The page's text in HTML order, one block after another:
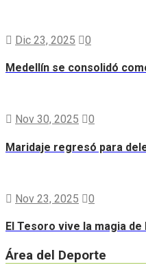
Dic 23, 2025 0
Medellín se consolidó
Nov 30, 2025 0
Maridaje regresó para
Nov 23, 2025 0
El Tesoro vive la magia de
Área del Deporte